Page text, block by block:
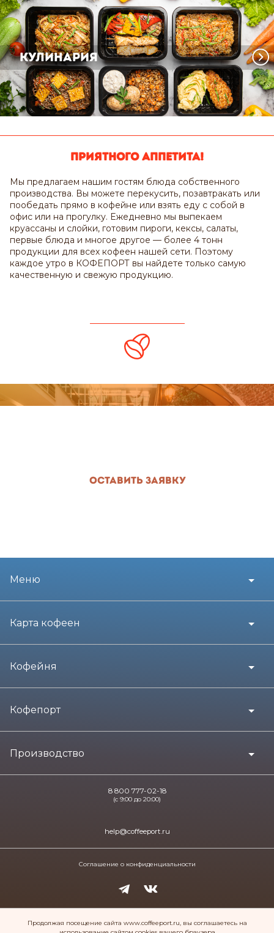
Кулинария
Приятного аппетита!
Мы предлагаем нашим гостям блюда собственного
производства. Вы можете перекусить, позавтракать или
пообедать прямо в кофейне или взять еду с собой в
офис или на прогулку. Ежедневно мы выпекаем
круассаны и слойки, готовим пироги, кексы, салаты,
первые блюда и многое другое — более 4 тонн
продукции для всех кофеен нашей сети. Поэтому
каждое утро в КОФЕПОРТ вы найдете только самую
качественную и свежую продукцию.
Оставить заявку
Меню
Карта кофеен
Кофейня
Кофепорт
Производство
8 800 777-02-18
(с 9:00 до 20:00)
Соглашение о конфиденциальности
help@coffeeport.ru
Copyright © 2025 КОФЕПОРТ
Продолжая посещение сайта www.coffeeport.ru, вы соглашаетесь на